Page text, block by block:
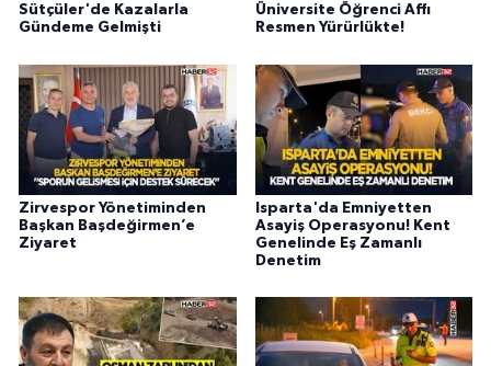
Sütçüler'de Kazalarla
Gündeme Gelmişti
Üniversite Öğrenci Affı
Resmen Yürürlükte!
Zirvespor Yönetiminden
Başkan Başdeğirmen’e
Ziyaret
Isparta'da Emniyetten
Asayiş Operasyonu! Kent
Genelinde Eş Zamanlı
Denetim